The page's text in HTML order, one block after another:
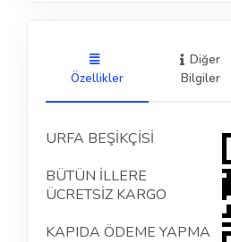
Özellikler
Diğer
Bilgiler
URFA BEŞİKÇİSİ
BÜTÜN İLLERE
ÜCRETSİZ KARGO
KAPIDA ÖDEME YAPMA